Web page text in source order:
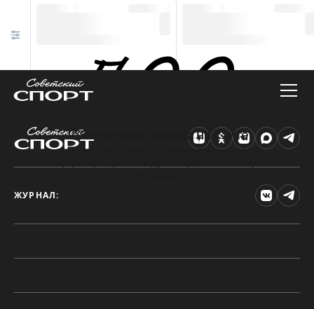
Техническая ошибка на сайте
Произошла ошибка. Чтобы найти нужную
ЖУРНАЛ: